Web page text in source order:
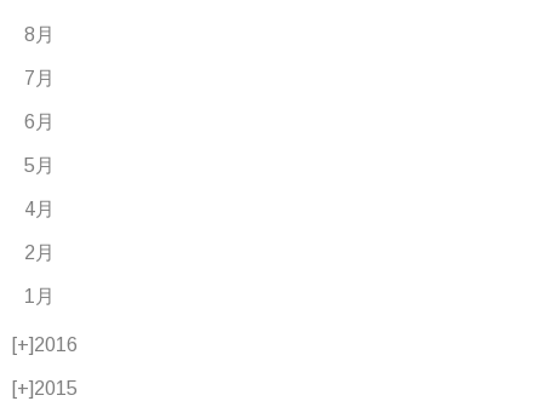
8月
7月
6月
5月
4月
2月
1月
[+]2016
[+]2015